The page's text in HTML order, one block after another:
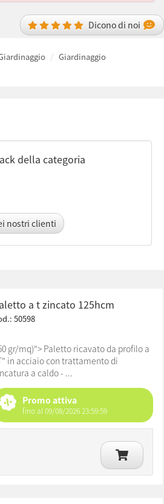
Dicono di noi
Giardinaggio
della categoria
nostri clienti
a t zincato 125hcm
50598
gr/mq)"> Paletto ricavato da profilo a
in acciaio con trattamento di
a caldo - ...
Promo attiva
fino al 09/08/2026 23:59:59